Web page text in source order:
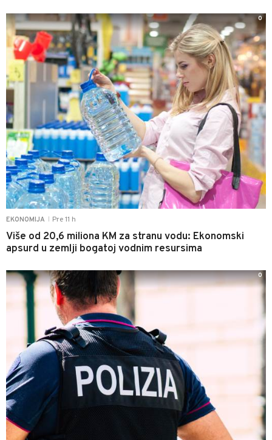
EKONOMIJA Pre 11 h
Više od 20,6 miliona KM za stranu vodu: Ekonomski
apsurd u zemlji bogatoj vodnim resursima
0
0